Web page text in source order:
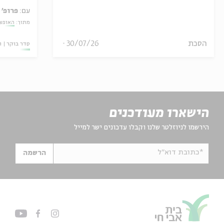
הסכת 30/07/26
עם: פרופ'
מתוך:
סדר בוקר
הישארו מעודכנים
הירשמו לניוזלטר שלנו וקבלו עדכונים ישר למייל
*כתובת דוא"ל הרשמה